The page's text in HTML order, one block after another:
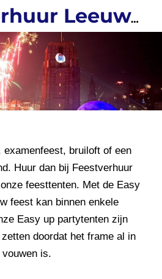
Feestverhuur Leeuwarden
examenfeest, bruiloft of een
Huur dan bij Feestverhuur
feesttenten. Met de Easy
feest kan binnen enkele
Easy up partytenten zijn
doordat het frame al in
is.